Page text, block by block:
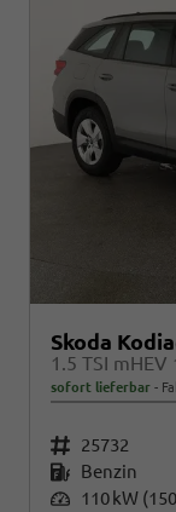
Skoda
sofort lieferbar
Fahrzeugnr. 25732
Kraftstoff Benzin
Leistung 110 kW